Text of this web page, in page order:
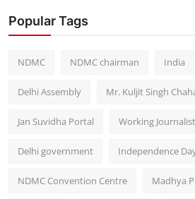
Popular Tags
NDMC NDMC chairman India
Delhi Assembly Mr. Kuljit Singh
Jan Suvidha Portal Working
Delhi government Independence
NDMC Convention Centre Madhya